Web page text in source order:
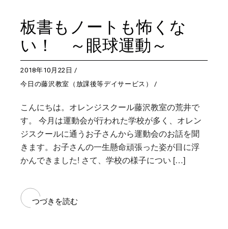
板書もノートも怖くな
い！ ～眼球運動～
2018年10月22日
今日の藤沢教室（放課後等デイサービス）
こんにちは。オレンジスクール藤沢教室の荒井で
す。 今月は運動会が行われた学校が多く、オレン
ジスクールに通うお子さんから運動会のお話を聞
きます。お子さんの一生懸命頑張った姿が目に浮
かんできました! さて、学校の様子につい […]
つづきを読む